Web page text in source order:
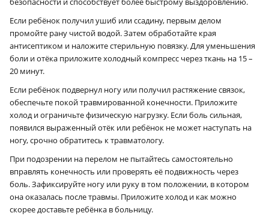
Если ребёнок получил ушиб или ссадину, первым делом
промойте рану чистой водой. Затем обработайте края
антисептиком и наложите стерильную повязку. Для уменьшения
боли и отёка приложите холодный компресс через ткань на 15 –
20 минут.
Если ребёнок подвернул ногу или получил растяжение связок,
обеспечьте покой травмированной конечности. Приложите
холод и ограничьте физическую нагрузку. Если боль сильная,
появился выраженный отёк или ребёнок не может наступать на
ногу, срочно обратитесь к травматологу.
При подозрении на перелом не пытайтесь самостоятельно
вправлять конечность или проверять её подвижность через
боль. Зафиксируйте ногу или руку в том положении, в котором
она оказалась после травмы. Приложите холод и как можно
скорее доставьте ребёнка в больницу.